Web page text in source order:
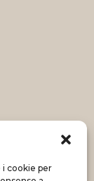
cookie per